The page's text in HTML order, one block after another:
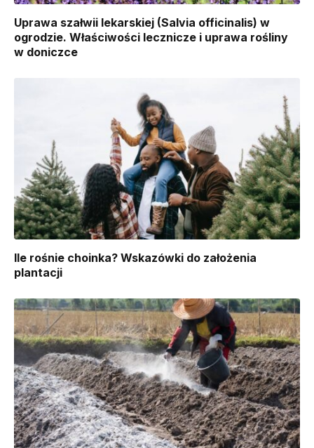
Uprawa szałwii lekarskiej (Salvia officinalis) w
ogrodzie. Właściwości lecznicze i uprawa rośliny
w doniczce
Ile rośnie choinka? Wskazówki do założenia
plantacji